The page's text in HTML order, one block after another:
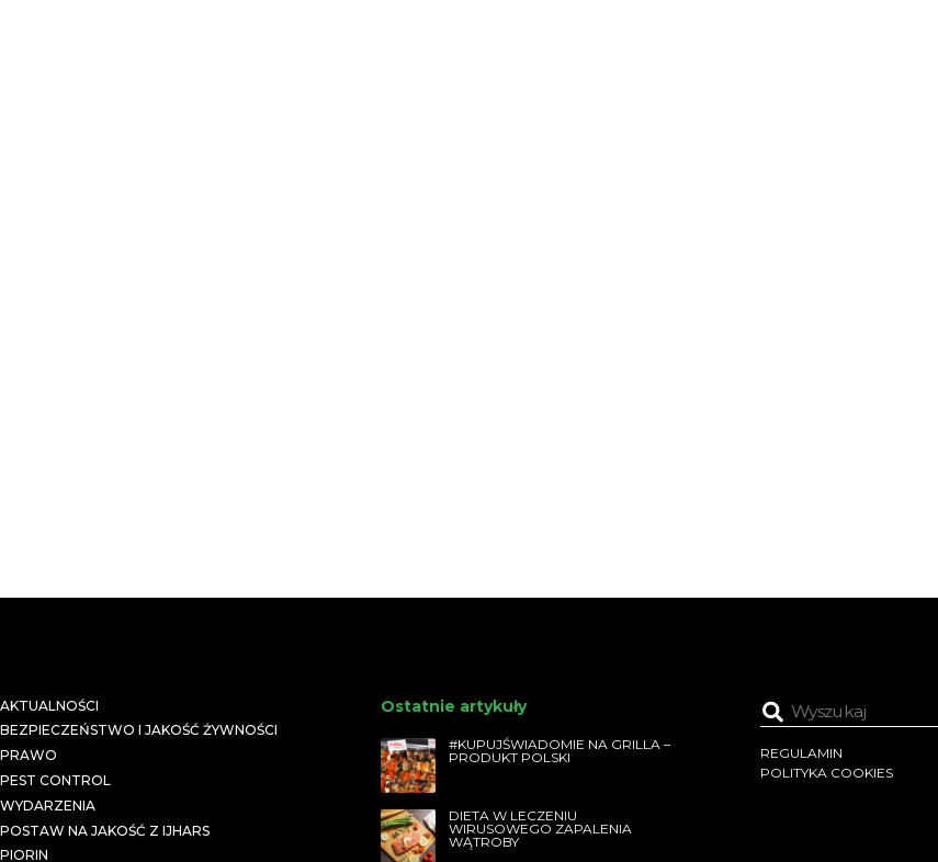
AKTUALNOŚCI
BEZPIECZEŃSTWO I JAKOŚĆ ŻYWNOŚCI
PRAWO
PEST CONTROL
WYDARZENIA
POSTAW NA JAKOŚĆ Z IJHARS
PIORIN
Ostatnie artykuły
#KUPUJŚWIADOMIE NA GRILLA –
PRODUKT POLSKI
DIETA W LECZENIU
WIRUSOWEGO ZAPALENIA
WĄTROBY
REGULAMIN
POLITYKA COOKIES